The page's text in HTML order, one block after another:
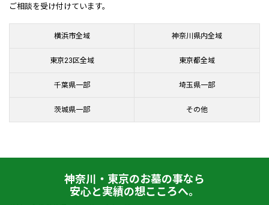
ご相談を受け付けています。
横浜市全域 神奈川県内全域
東京23区全域 東京都全域
千葉県一部 埼玉県一部
茨城県一部 その他
神奈川・東京のお墓の事なら
安心と実績の想こころへ。